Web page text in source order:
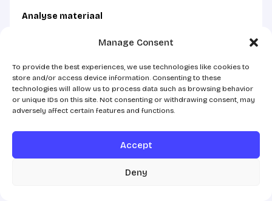
Manage Consent
To provide the best experiences, we use technologies like cookies to
store and/or access device information. Consenting to these
technologies will allow us to process data such as browsing behavior
or unique IDs on this site. Not consenting or withdrawing consent, may
adversely affect certain features and functions.
Accept
Deny
Analyse materiaal
Drugsscreening in urine mbv LCMS op cannabis
Verzendcondities